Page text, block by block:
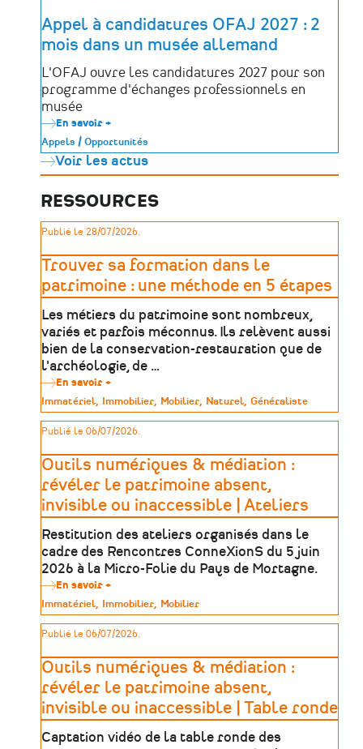
enfants
de
la
langue
!
Appel à candidatures OFAJ 2027 : 2
mois dans un musée allemand
L'OFAJ ouvre les candidatures 2027 pour son
programme d'échanges professionnels en
musée
En savoir +
Appel
à
candidatures
OFAJ
:
2
mois
dans
musée
allemand
Appels / Opportunités
Voir les actus
RESSOURCES
Publié le 28/07/2026.
Trouver sa formation dans le
patrimoine : une méthode en 5 étapes
Les métiers du patrimoine sont nombreux,
variés et parfois méconnus. Ils relèvent aussi
bien de la conservation-restauration que de
l'archéologie, de …
En savoir +
Trouver
sa
formation
dans
patrimoine
:
une
méthode
en
5
étapes
Type
de
patrimoine
Immatériel Immobilier Mobilier Naturel Généraliste
Publié le 06/07/2026.
Outils numériques & médiation :
révéler le patrimoine absent,
invisible ou inaccessible | Ateliers
Restitution des ateliers organisés dans le
cadre des Rencontres ConneXionS du 5 juin
2026 à la Micro-Folie du Pays de Mortagne.
En savoir +
Outils
numériques
&
médiation
révéler
le
patrimoine
absent,
invisible
ou
inaccessible
|
Type
de
patrimoine
Immatériel Immobilier Mobilier
Publié le 06/07/2026.
Outils numériques & médiation :
révéler le patrimoine absent,
invisible ou inaccessible | Table ronde
Captation vidéo de la table ronde des